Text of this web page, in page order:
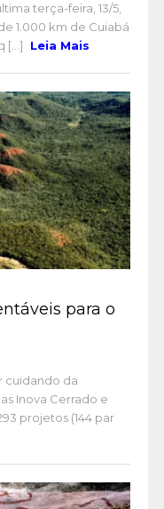
terça-feira, 13/5,
1.000 km de Cuiabá
[...]
Leia Mais
para o
cuidando da
Inova Cerrado e
projetos (144 par